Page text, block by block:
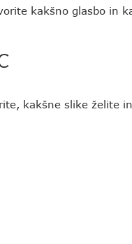
kakšno glasbo in
kakšne slike želite